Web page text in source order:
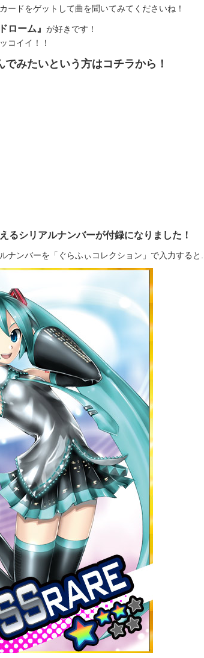
ードをゲットして曲を聞いてみてくださいね！
ローム』 が好きです！
コイイ！！
みたいという方はコチラから！
るシリアルナンバーが付録になりました！
ナンバーを「ぐらふぃコレクション」で入力すると...